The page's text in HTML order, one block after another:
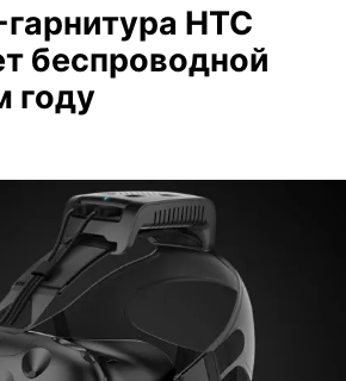
HTC
беспроводной
году